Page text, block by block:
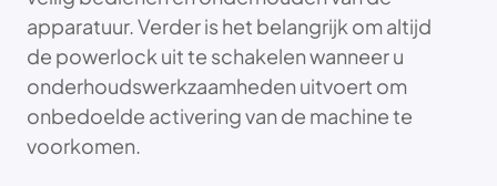
apparatuur. Verder is het belangrijk om altijd
de powerlock uit te schakelen wanneer u
onderhoudswerkzaamheden uitvoert om
onbedoelde activering van de machine te
voorkomen.